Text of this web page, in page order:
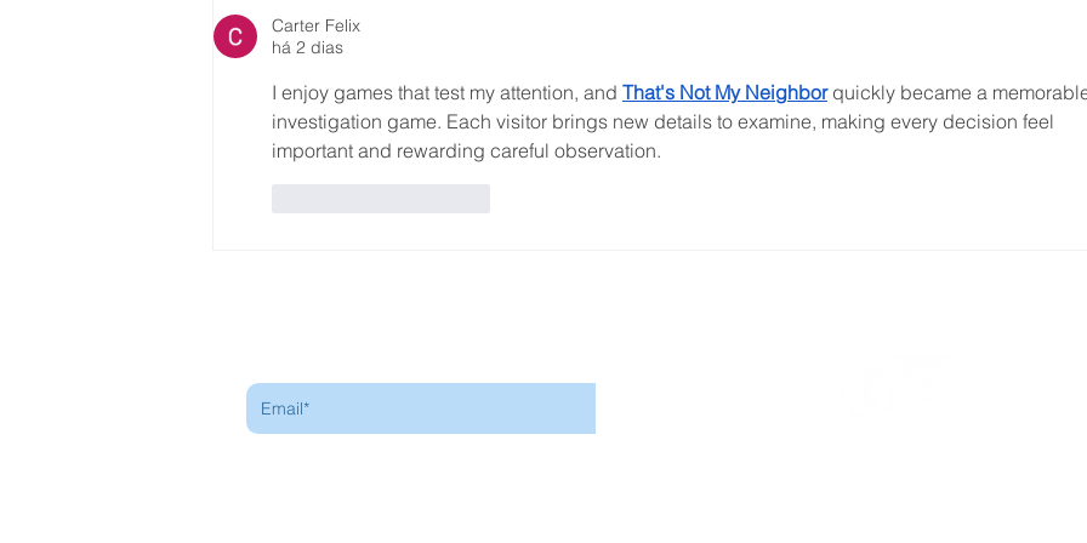
Carter Felix
há 2 dias
I enjoy games that test my attention, and That's Not My Neighbor quickly became a
investigation game. Each visitor brings new details to examine, making every decision feel
important and rewarding careful observation.